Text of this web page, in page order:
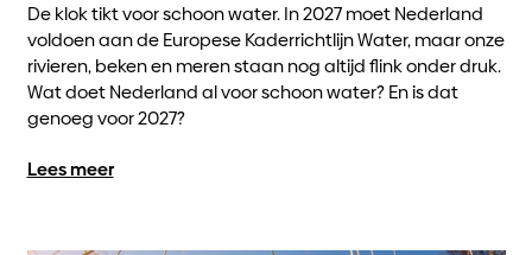
De klok tikt voor schoon water. In 2027 moet Nederland
voldoen aan de Europese Kaderrichtlijn Water, maar onze
rivieren, beken en meren staan nog altijd flink onder druk.
Wat doet Nederland al voor schoon water? En is dat
genoeg voor 2027?
Lees meer